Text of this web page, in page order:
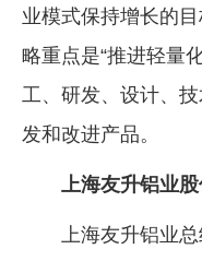
业模式保持增长的
略重点是“推进轻量
工、研发、设计、
发和改进产品。
上海友升铝业
上海友升铝业